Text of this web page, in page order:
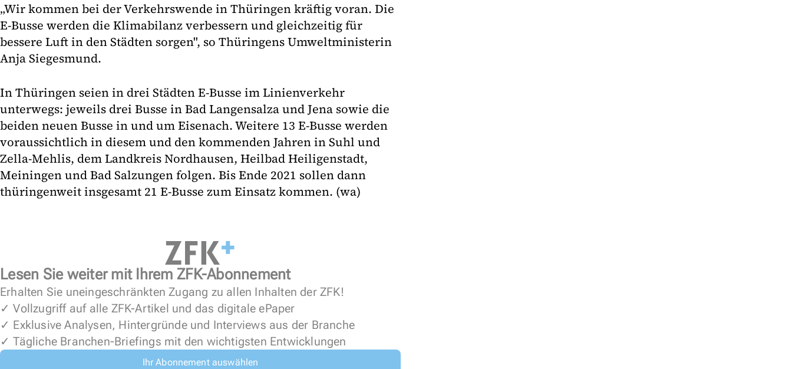
„Wir kommen bei der Verkehrswende in Thüringen kräftig voran. Die
E-Busse werden die Klimabilanz verbessern und gleichzeitig für
bessere Luft in den Städten sorgen", so Thüringens Umweltministerin
Anja Siegesmund.
In Thüringen seien in drei Städten E-Busse im Linienverkehr
unterwegs: jeweils drei Busse in Bad Langensalza und Jena sowie die
beiden neuen Busse in und um Eisenach. Weitere 13 E-Busse werden
voraussichtlich in diesem und den kommenden Jahren in Suhl und
Zella-Mehlis, dem Landkreis Nordhausen, Heilbad Heiligenstadt,
Meiningen und Bad Salzungen folgen. Bis Ende 2021 sollen dann
thüringenweit insgesamt 21 E-Busse zum Einsatz kommen. (wa)
Lesen Sie weiter mit Ihrem ZFK-Abonnement
Erhalten Sie uneingeschränkten Zugang zu allen Inhalten der ZFK!
✓ Vollzugriff auf alle ZFK-Artikel und das digitale ePaper
✓ Exklusive Analysen, Hintergründe und Interviews aus der Branche
✓ Tägliche Branchen-Briefings mit den wichtigsten Entwicklungen
Ihr Abonnement auswählen